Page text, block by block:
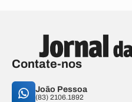
Contate-nos
João Pessoa
(83) 2106.1892